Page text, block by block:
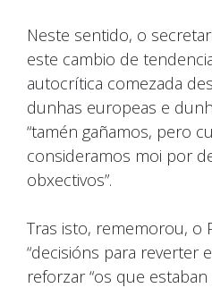
Neste sentido, o
este cambio de
autocrítica comezada
dunhas europeas e
“tamén gañamos, pero
consideramos moi por
obxectivos”.
Tras isto, rememorou, o
“decisións para reverter
reforzar “os que